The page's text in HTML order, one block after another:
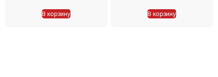
В корзину В корзину